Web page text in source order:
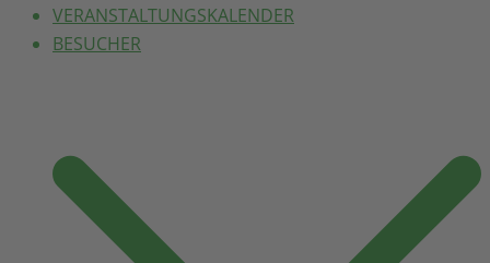
VERANSTALTUNGSKALENDER
BESUCHER